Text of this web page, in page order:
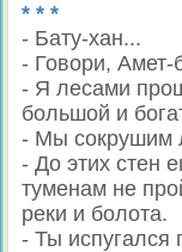
* * *
- Бату-хан...
- Говори, Амет-
- Я лесами
большой и
- Мы сокрушим
- До этих стен
туменам не
реки и болота.
- Ты испугался